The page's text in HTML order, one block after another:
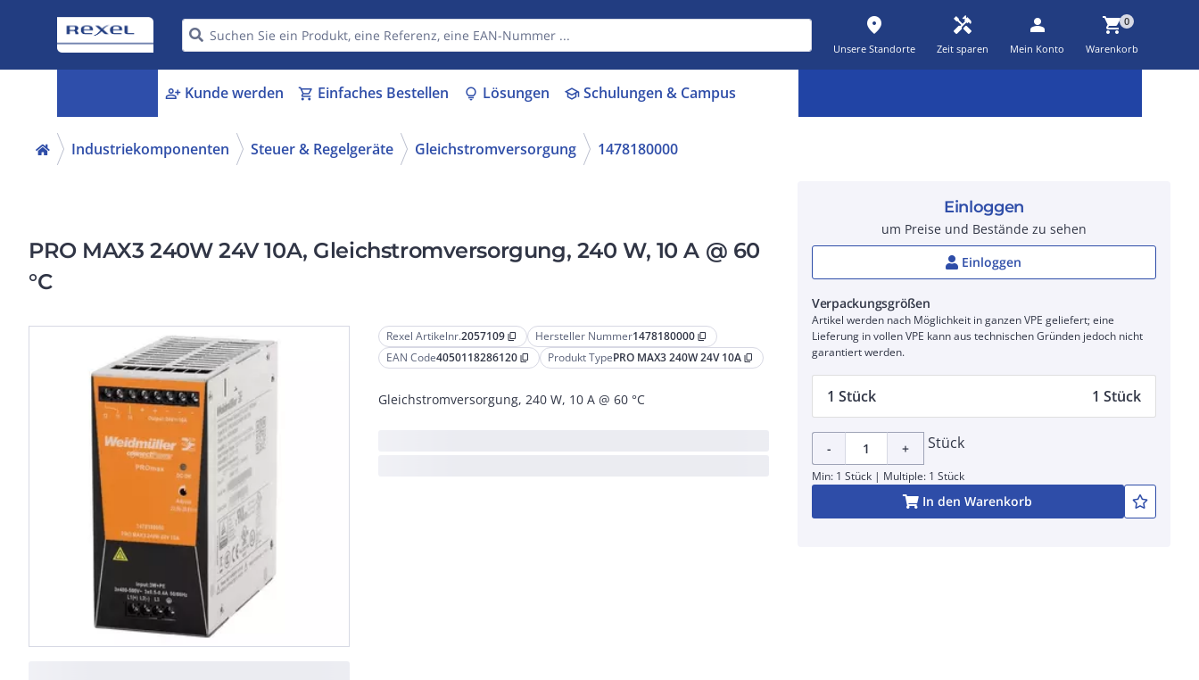
place
Unsere Standorte
handyman
Zeit sparen
person
Mein Konto
shopping_cart0
Warenkorb
person_add Kunde werden shopping_cart Einfaches Bestellen lightbulb Lösungen schoolSchulungen & Campus
Industriekomponenten Steuer & Regelgeräte Gleichstromversorgung 1478180000
PRO MAX3 240W 24V 10A, Gleichstromversorgung, 240 W, 10 A @ 60
°C
Rexel Artikelnr.2057109 content_copy Hersteller Nummer1478180000 content_copy
EAN Code4050118286120 content_copy Produkt TypePRO MAX3 240W 24V 10A content_copy
Gleichstromversorgung, 240 W, 10 A @ 60 °C
Einloggen
um Preise und Bestände zu sehen
Einloggen
Verpackungsgrößen
Artikel werden nach Möglichkeit in ganzen VPE geliefert; eine
Lieferung in vollen VPE kann aus technischen Gründen jedoch nicht
garantiert werden.
1 Stück 1 Stück
- + Stück
Min: 1 Stück | Multiple: 1 Stück
In den Warenkorb